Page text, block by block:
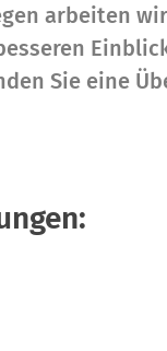
arbeiten
Sie eine